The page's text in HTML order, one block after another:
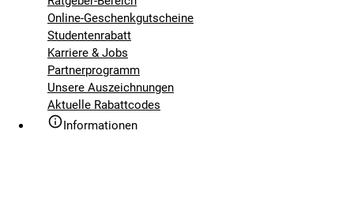
Online-Geschenkgutscheine
Studentenrabatt
Karriere & Jobs
Partnerprogramm
Unsere Auszeichnungen
Aktuelle Rabattcodes
Informationen